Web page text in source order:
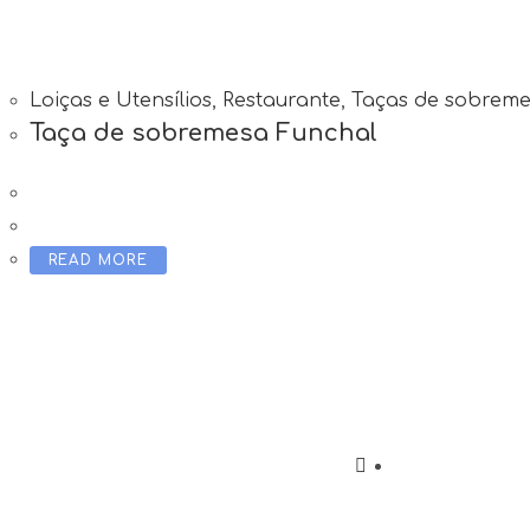
Loiças e Utensílios Restaurante Taças de
Taça de sobremesa Funchal
READ MORE